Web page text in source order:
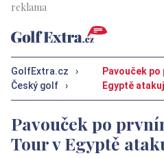
GolfExtra.cz
›
Český golf
›
Pavouček
Egyptě
Pavouček po
Tour v Egyptě